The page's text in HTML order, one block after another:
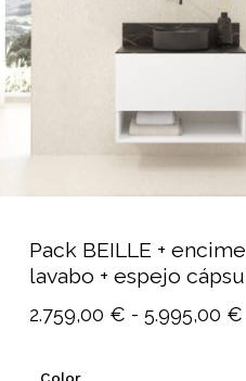
Pack BEILLE +
lavabo + espejo
2.759,00 € - 5.995,00 €